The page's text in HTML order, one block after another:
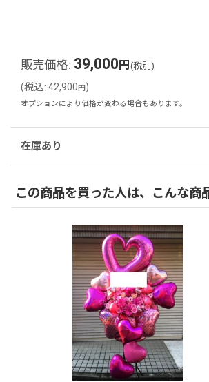
販売価格: 39,000 円 (税別)
(税込: 42,900 円 )
オプションにより価格が変わる場合もあります。
在庫あり
この商品を買った人は、こんな商